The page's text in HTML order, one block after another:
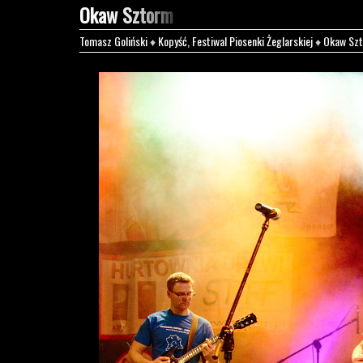
Okaw Sztorm
Tomasz Goliński♦Kopyść, Festiwal Piosenki Żeglarskiej♦Okaw